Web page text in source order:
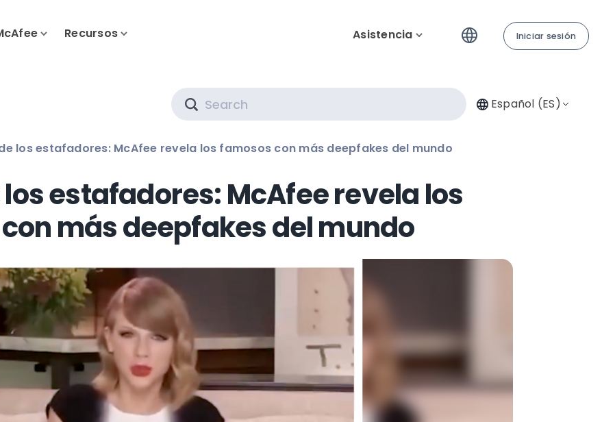
Recursos Asistencia Iniciar sesión
Español (ES)
los estafadores: McAfee revela los famosos con más deepfakes del mundo
los estafadores: McAfee revela los
más deepfakes del mundo